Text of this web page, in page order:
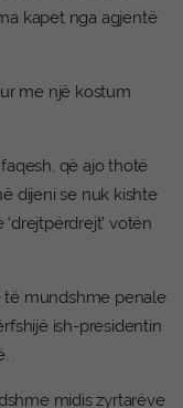
kapet nga agjentë
me një kostum
që ajo thotë
dijeni se nuk kishte
votën
të mundshme penale
ish-presidentin
midis zyrtarëve